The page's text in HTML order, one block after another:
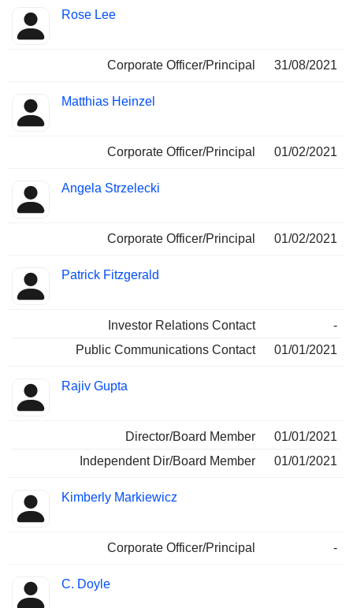
Rose Lee
Corporate Officer/Principal 31/08/2021
Matthias Heinzel
Corporate Officer/Principal 01/02/2021
Angela Strzelecki
Corporate Officer/Principal 01/02/2021
Patrick Fitzgerald
Investor Relations Contact
-
Public Communications Contact
01/01/2021
Rajiv Gupta
Director/Board Member
01/01/2021
Independent Dir/Board Member
01/01/2021
Kimberly Markiewicz
Corporate Officer/Principal -
C. Doyle